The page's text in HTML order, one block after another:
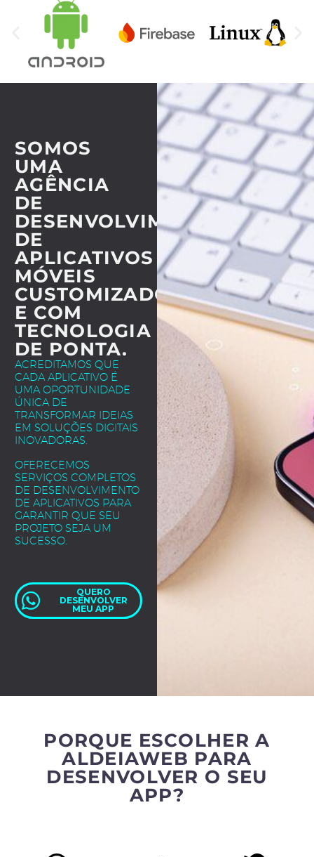
SOMOS
UMA
AGÊNCIA
DE
DESENVOLVIMENTO
DE
APLICATIVOS
MÓVEIS
CUSTOMIZADOS
E COM
TECNOLOGIA
DE PONTA.
ACREDITAMOS QUE
CADA APLICATIVO É
UMA OPORTUNIDADE
ÚNICA DE
TRANSFORMAR IDEIAS
EM SOLUÇÕES DIGITAIS
INOVADORAS.
OFERECEMOS
SERVIÇOS COMPLETOS
DE DESENVOLVIMENTO
DE APLICATIVOS PARA
GARANTIR QUE SEU
PROJETO SEJA UM
SUCESSO.
QUERO
DESENVOLVER
MEU APP
PORQUE ESCOLHER A
ALDEIAWEB PARA
DESENVOLVER O SEU
APP?